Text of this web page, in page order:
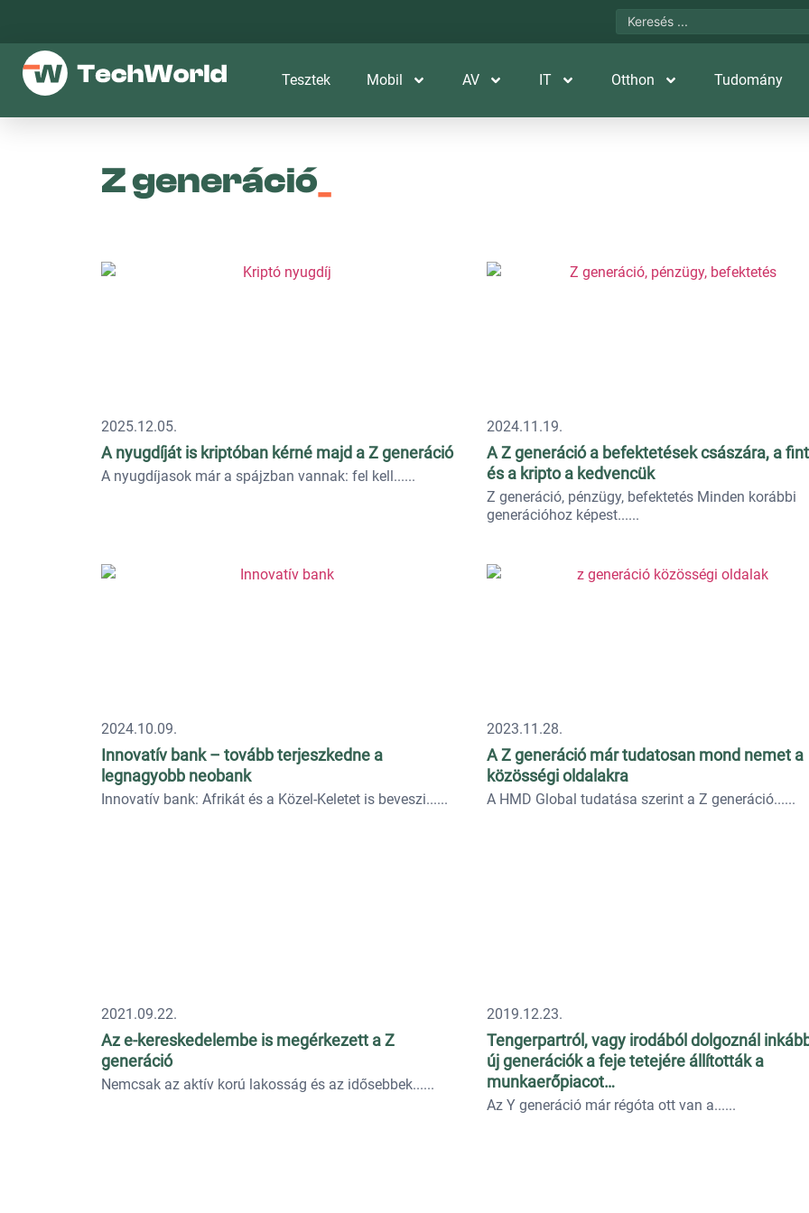
Tesztek Mobil AV IT Otthon Tudomány
Z generáció
2025.12.05.
A nyugdíját is kriptóban kérné majd a Z generáció
A nyugdíjasok már a spájzban vannak: fel kell...
2024.11.19.
A Z generáció a befektetések császára, a
és a kripto a kedvencük
Z generáció, pénzügy, befektetés Minden korábbi
generációhoz képest...
2024.10.09.
Innovatív bank – tovább terjeszkedne a
legnagyobb neobank
Innovatív bank: Afrikát és a Közel-Keletet is beveszi...
2023.11.28.
A Z generáció már tudatosan mond nemet a
közösségi oldalakra
A HMD Global tudatása szerint a Z generáció...
2021.09.22.
Az e-kereskedelembe is megérkezett a Z
generáció
Nemcsak az aktív korú lakosság és az idősebbek...
2019.12.23.
Tengerpartról, vagy irodából dolgoznál
új generációk a feje tetejére állították a
munkaerőpiacot…
Az Y generáció már régóta ott van a...